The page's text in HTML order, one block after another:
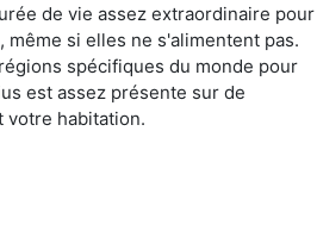
de vie assez extraordinaire pour
si elles ne s'alimentent pas.
spécifiques du monde pour
est assez présente sur de
votre habitation.